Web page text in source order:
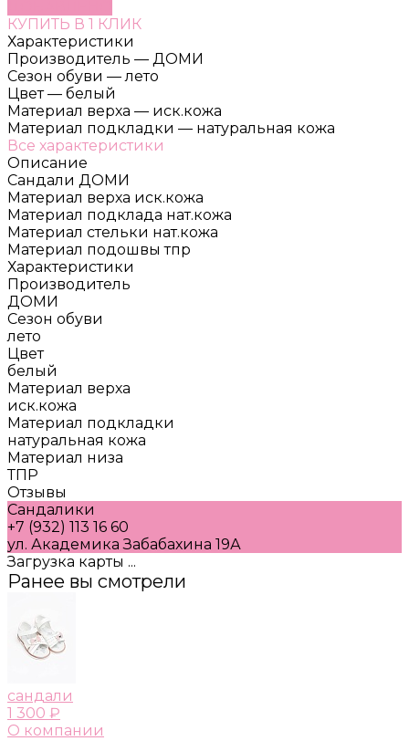
КУПИТЬ В 1 КЛИК
Характеристики
Производитель — ДОМИ
Сезон обуви — лето
Цвет — белый
Материал верха — иск.кожа
Материал подкладки — натуральная кожа
Все характеристики
Описание
Сандали ДОМИ
Материал верха иск.кожа
Материал подклада нат.кожа
Материал стельки нат.кожа
Материал подошвы тпр
Характеристики
Производитель
ДОМИ
Сезон обуви
лето
Цвет
белый
Материал верха
иск.кожа
Материал подкладки
натуральная кожа
Материал низа
ТПР
Отзывы
Сандалики
+7 (932) 113 16 60
ул. Академика Забабахина 19А
Загрузка карты ...
Ранее вы смотрели
сандали
1 300 ₽
О компании